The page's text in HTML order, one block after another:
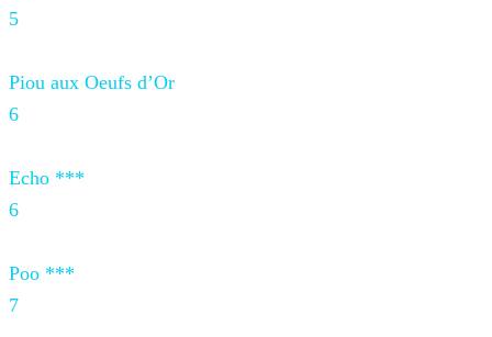
5
Piou aux Oeufs d’Or
6
Echo ***
6
Poo ***
7